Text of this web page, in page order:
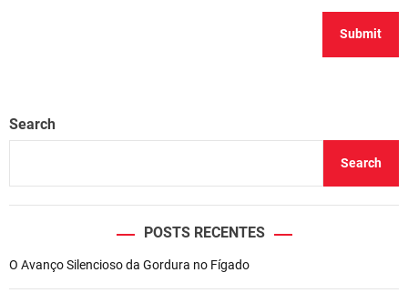
Search
Search
POSTS RECENTES
O Avanço Silencioso da Gordura no Fígado